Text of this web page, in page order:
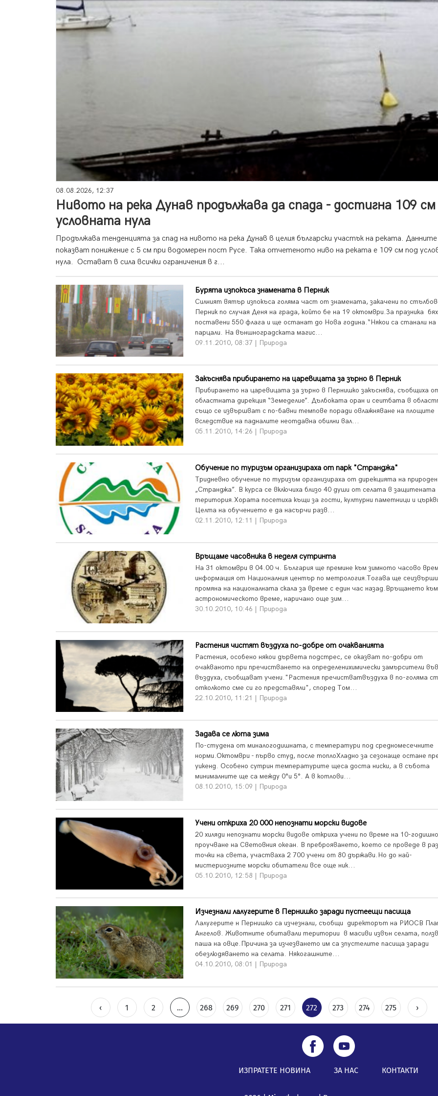
08.08.2026, 12:37
Нивото на река Дунав продължава да спада - достигна 109
условната нула
Продължава тенденцията за спад на нивото на река Дунав в целия български участък на реката. Данните
показват понижение с 5 см при водомерен пост Русе. Така отчетеното ниво на реката е 109 см под
нула. Остават в сила всички ограничения в г...
Бурята изпокъса знамената в Перник
Силният вятър изпокъса голяма част от знамената, закачени по
Перник по случая Деня на града, който бе на 19 октомври.За празника
поставени 550 флага и ще останат до Нова година.“Някои са станали на
парцали. На външноградската магис...
09.11.2010, 08:37 | Природа
Закъснява прибирането на царевицата за зърно в Перник
Прибирането на царевицата за зърно в Пернишко закъснява, съобщиха
областната дирекция “Земеделие”. Дълбоката оран и сеитбата в
също се извършват с по-бавни темпове поради овлажняване на площите
вследствие на падналите неотдавна обилни вал...
05.11.2010, 14:26 | Природа
Обучение по туризъм организираха от парк "Странджа"
Тридневно обучение по туризъм организираха от дирекцията на
„Странджа”. В курса се включиха близо 40 души от селата в защитената
територия.Хората посетиха къщи за гости, културни паметници и
Целта на обучението е да насърчи разв...
02.11.2010, 12:11 | Природа
Връщаме часовника в неделя сутринта
На 31 октомври в 04.00 ч. България ще премине към зимното часово
информация от Националния център по метрология.Тогава ще сеизвърши
промяна на националната скала за време с един час назад.Връщането към
астрономическото време, наричано още зим...
30.10.2010, 10:46 | Природа
Растения чистят въздуха по-добре от очакванията
Растения, особено някои дървета подстрес, се оказват по-добри от
очакваното при пречистването на определенихимически замърсители във
въздуха, съобщават учени."Растения пречистватвъздуха в по-голяма
отколкото сме си го представяли", според Том...
22.10.2010, 11:21 | Природа
Задава се люта зима
По-студена от миналогодишната, с температури под средномесечните
норми.Октомври - първо студ, после топлоХладно за сезонаще остане
уикенд. Особено сутрин температурите щеса доста ниски, а в събота
минималните ще са между 0°и 5°. А в котлови...
08.10.2010, 15:09 | Природа
Учени откриха 20 000 непознати морски видове
20 хиляди непознати морски видове откриха учени по време на 10-годишно
проучване на Световния океан. В преброяването, което се проведе в
точки на света, участваха 2 700 учени от 80 държави.Но до най-
мистериозните морски обитатели все още ник...
05.10.2010, 12:58 | Природа
Изчезнали лалугерите в Пернишко заради пустеещи пасища
Лалугерите н Пернишко са изчезнали, съобщи директорът на РИОСВ
Ангелов. Животните обитавали територии в масиви извън селата,
паша на овце.Причина за изчезването им са зпустелите пасища заради
обезлюдяването на селата. Някогашните...
04.10.2010, 08:01 | Природа
‹ 1 2 ... 268 269 270 271 272 273 274 275 ›
ИЗПРАТЕТЕ НОВИНА ЗА НАС КОНТАКТИ